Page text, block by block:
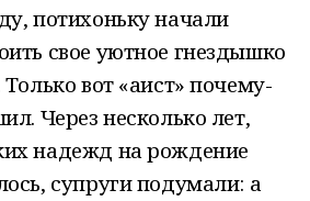
потихоньку начали
свое уютное гнездышко
вот «аист» почему-
Через несколько лет,
надежд на рождение
супруги подумали: а